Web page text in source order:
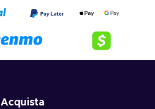
Acquista